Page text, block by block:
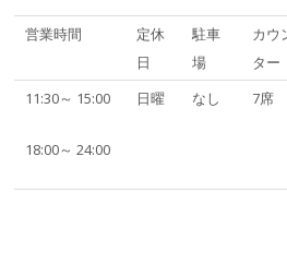
営業時間
定休
日
駐車
場
カウ
ター
11:30～ 15:00
18:00～ 24:00
日曜 なし 7席